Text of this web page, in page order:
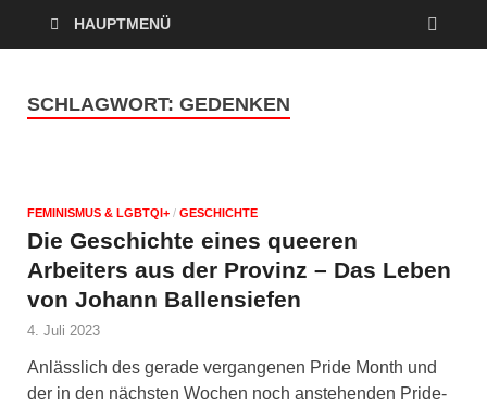
HAUPTMENÜ
SCHLAGWORT: GEDENKEN
FEMINISMUS & LGBTQI+ / GESCHICHTE
Die Geschichte eines queeren
Arbeiters aus der Provinz – Das Leben
von Johann Ballensiefen
4. Juli 2023
Anlässlich des gerade vergangenen Pride Month und
der in den nächsten Wochen noch anstehenden Pride-